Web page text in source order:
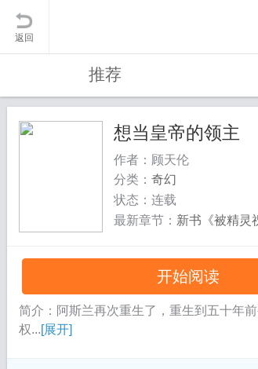
返回
推荐
想当皇帝的领主
作者：顾天伦
分类： 奇幻
状态：连载
最新章节： 新书《被精灵
开始阅读
简介：阿斯兰再次重生了，重生到五十年
权...[展开]